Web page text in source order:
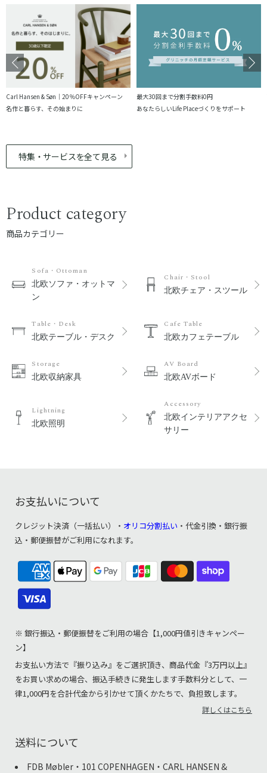
Carl Hansen & Søn｜20％OFFキャンペーン
名作と暮らす、その始まりに
最大30回まで分割手数料0円
あなたらしいLife Placeづくりをサポート
特集・サービスを全て見る
Product category
商品カテゴリー
Sofa・Ottoman
北欧ソファ・オットマ
ン
Chair・Stool
北欧チェア・スツール
Table・Desk
北欧テーブル・デスク
Cafe Table
北欧カフェテーブル
Storage
北欧収納家具
AV Board
北欧AVボード
Lightning
北欧照明
Accessory
北欧インテリアアクセ
サリー
お支払いについて
クレジット決済（一括払い）・ オリコ分割払い ・代金引換・銀行振
込・郵便振替がご利用になれます。
※ 銀行振込・郵便振替をご利用の場合【1,000円値引きキャンペー
ン】
お支払い方法で『振り込み』をご選択頂き、商品代金『3万円以上』
をお買い求めの場合、振込手続きに発生します手数料分として、一
律1,000円を合計代金から引かせて頂くかたちで、負担致します。
詳しくはこちら
送料について
FDB Møbler・101 COPENHAGEN・CARL HANSEN &